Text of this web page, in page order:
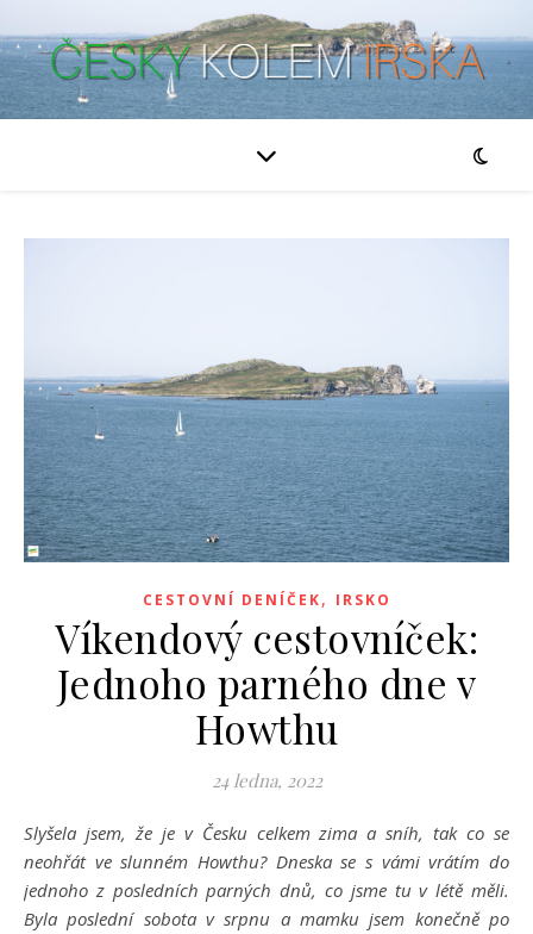
CESTOVNÍ DENÍČEK, IRSKO
Víkendový cestovníček:
Jednoho parného dne v
Howthu
24 ledna, 2022
Slyšela jsem, že je v Česku celkem zima a sníh, tak co se
neohřát ve slunném Howthu? Dneska se s vámi vrátím do
jednoho z posledních parných dnů, co jsme tu v létě měli.
Byla poslední sobota v srpnu a mamku jsem konečně po